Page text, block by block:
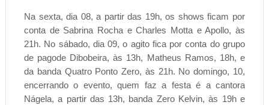
Na sexta, dia 08, a partir das 19h, os shows ficam por
conta de Sabrina Rocha e Charles Motta e Apollo, às
21h. No sábado, dia 09, o agito fica por conta do grupo
de pagode Dibobeira, às 13h, Matheus Ramos, 18h, e
da banda Quatro Ponto Zero, às 21h. No domingo, 10,
encerrando o evento, quem faz a festa é a cantora
Nágela, a partir das 13h, banda Zero Kelvin, às 19h e